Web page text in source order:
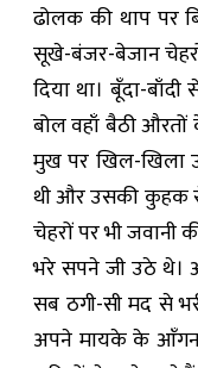
ढोलक की थाप पर
सूखे-बंजर-बेजान
दिया था। बूँदा-
बोल वहाँ बैठी
मुख पर खिल-
थी और उसकी कुहक से
चेहरों पर भी
भरे सपने जी उठे थे।
सब ठगी-सी मद से
अपने मायके के आँगन